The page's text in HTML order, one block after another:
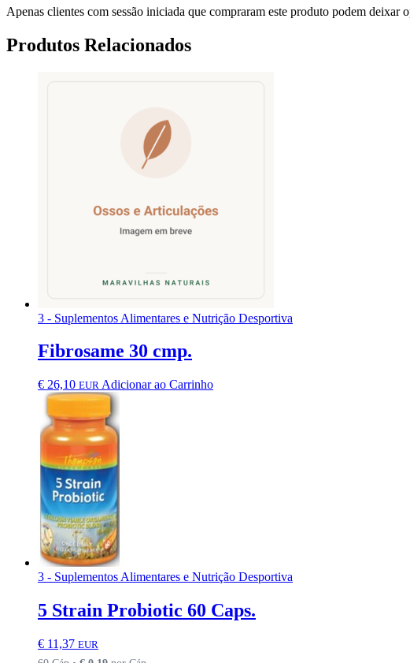
Apenas clientes com sessão iniciada que compraram este produto podem deixar
Produtos Relacionados
3 - Suplementos Alimentares e Nutrição Desportiva
Fibrosame 30 cmp.
€ 26,10 EUR Adicionar ao Carrinho
3 - Suplementos Alimentares e Nutrição Desportiva
5 Strain Probiotic 60 Caps.
€ 11,37 EUR